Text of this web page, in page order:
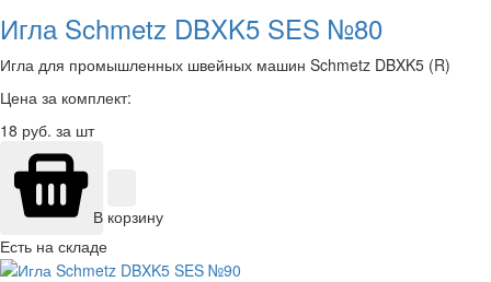
Игла Schmetz DBXK5 SES №80
Игла для промышленных швейных машин Schmetz DBXK5 (R)
Цена за комплект:
18 руб. за шт
В корзину
Есть на складе